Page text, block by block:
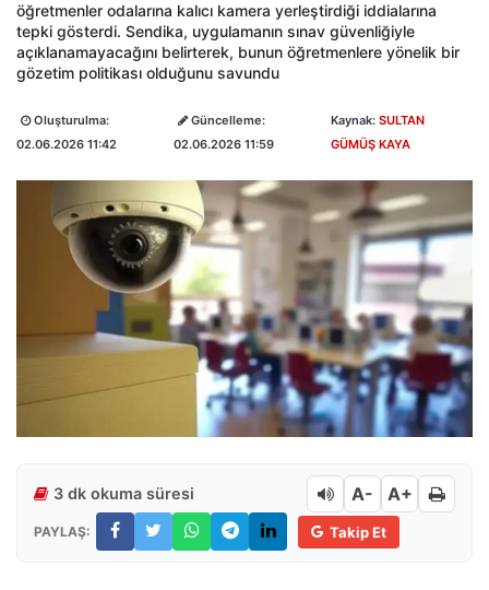
öğretmenler odalarına kalıcı kamera yerleştirdiği iddialarına
tepki gösterdi. Sendika, uygulamanın sınav güvenliğiyle
açıklanamayacağını belirterek, bunun öğretmenlere yönelik bir
gözetim politikası olduğunu savundu
Oluşturulma:
02.06.2026 11:42
Güncelleme:
02.06.2026 11:59
Kaynak:SULTAN
GÜMÜŞ KAYA
3 dk okuma süresi A- A+
PAYLAŞ: Takip Et